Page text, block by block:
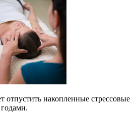
накопленные стрессовые